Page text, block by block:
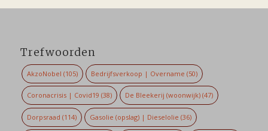
Trefwoorden
AkzoNobel (105) Bedrijfsverkoop | Overname (50)
Coronacrisis | Covid19 (38) De Bleekerij (woonwijk) (47)
Dorpsraad (114) Gasolie (opslag) | Dieselolie (36)